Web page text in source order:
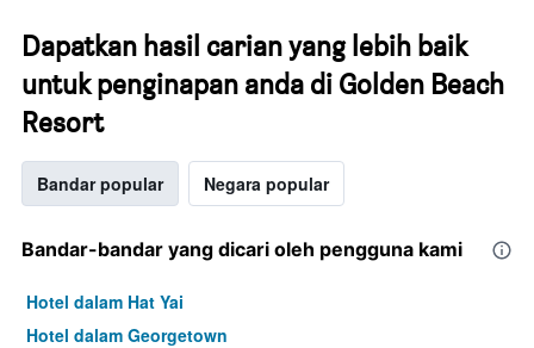
Dapatkan hasil carian yang lebih baik
untuk penginapan anda di Golden Beach
Resort
Bandar popular Negara popular
Bandar-bandar yang dicari oleh pengguna kami
Hotel dalam Hat Yai
Hotel dalam Georgetown